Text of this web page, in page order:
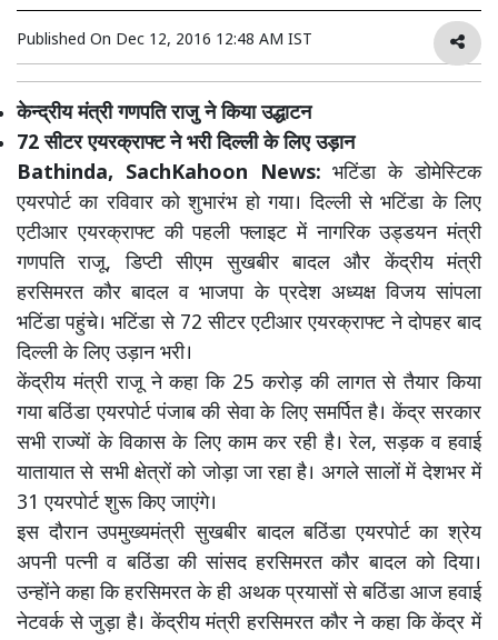
Published On Dec 12, 2016 12:48 AM IST
केन्द्रीय मंत्री गणपति राजु ने किया उद्धाटन
72 सीटर एयरक्राफ्ट ने भरी दिल्ली के लिए उड़ान
Bathinda, SachKahoon News: भटिंडा के डोमेस्टिक
एयरपोर्ट का रविवार को शुभारंभ हो गया। दिल्ली से भटिंडा के लिए
एटीआर एयरक्राफ्ट की पहली फ्लाइट में नागरिक उड्डयन मंत्री
गणपति राजू, डिप्टी सीएम सुखबीर बादल और केंद्रीय मंत्री
हरसिमरत कौर बादल व भाजपा के प्रदेश अध्यक्ष विजय सांपला
भटिंडा पहुंचे। भटिंडा से 72 सीटर एटीआर एयरक्राफ्ट ने दोपहर बाद
दिल्ली के लिए उड़ान भरी।
केंद्रीय मंत्री राजू ने कहा कि 25 करोड़ की लागत से तैयार किया
गया बठिंडा एयरपोर्ट पंजाब की सेवा के लिए समर्पित है। केंद्र सरकार
सभी राज्यों के विकास के लिए काम कर रही है। रेल, सड़क व हवाई
यातायात से सभी क्षेत्रों को जोड़ा जा रहा है। अगले सालों में देशभर में
31 एयरपोर्ट शुरू किए जाएंगे।
इस दौरान उपमुख्यमंत्री सुखबीर बादल बठिंडा एयरपोर्ट का श्रेय
अपनी पत्नी व बठिंडा की सांसद हरसिमरत कौर बादल को दिया।
उन्होंने कहा कि हरसिमरत के ही अथक प्रयासों से बठिंडा आज हवाई
नेटवर्क से जुड़ा है। केंद्रीय मंत्री हरसिमरत कौर ने कहा कि केंद्र में